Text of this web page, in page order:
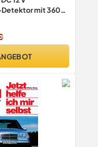
mit 360-
und
Auto-